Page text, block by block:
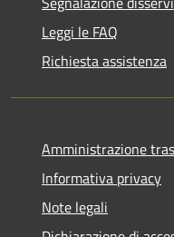
Leggi le FAQ
Richiesta assistenza
Amministrazione
Informativa privacy
Note legali